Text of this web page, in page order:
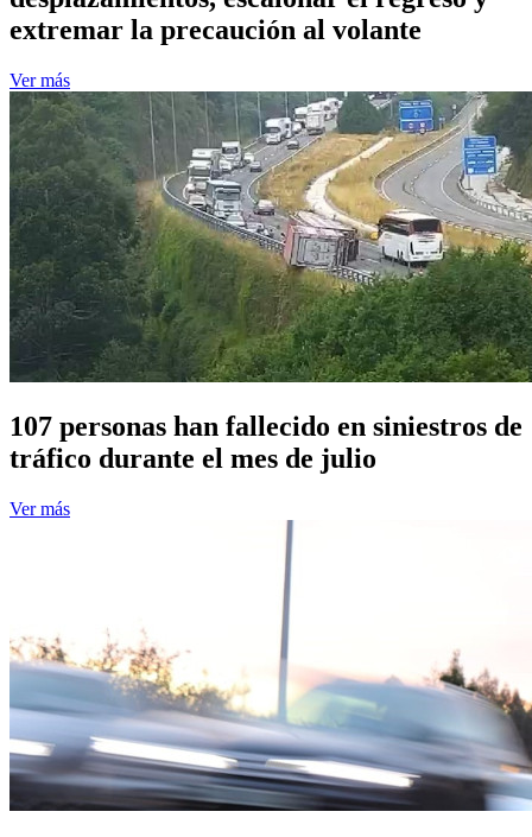
extremar la precaución al volante
Ver más
107 personas han fallecido en siniestros de
tráfico durante el mes de julio
Ver más